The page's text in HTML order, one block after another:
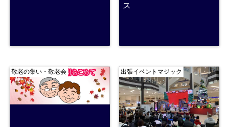
ス
敬老の集い・敬老会 出張イベントマジック